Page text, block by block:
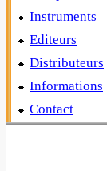
Instruments
Editeurs
Distributeurs
Informations
Contact